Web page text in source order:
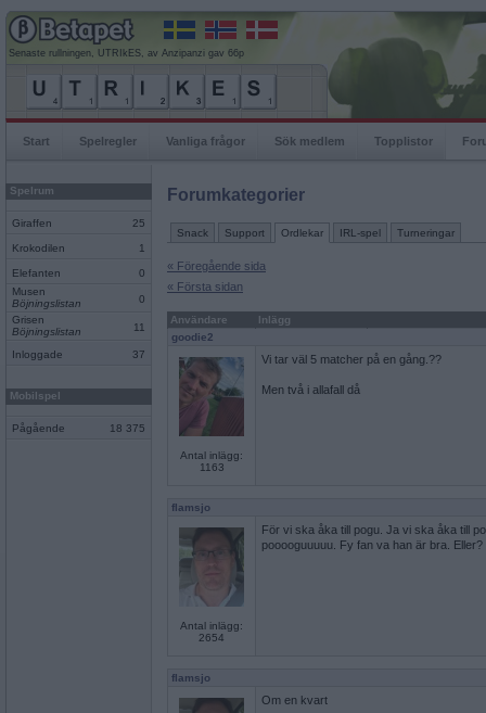
Senaste rullningen, UTRIkES, av Anzipanzi gav 66p
Start Spelregler Vanliga frågor Sök medlem Topplistor
Spelrum
Giraffen 25
Krokodilen 1
Elefanten
0
Musen
Böjningslistan
0
Grisen
Böjningslistan
11
Inloggade 37
Mobilspel
Pågående 18 375
Forumkategorier
Snack Support Ordlekar IRL-spel Turneringar
« Föregående sida
« Första sidan
Användare
Inlägg
goodie2
Antal inlägg:
1163
Vi tar väl 5 matcher på en gång.??
Men två i allafall då
flamsjo
Antal inlägg:
2654
För vi ska åka till pogu. Ja vi ska åka till
pooooguuuuu. Fy fan va han är bra. Eller?
flamsjo
Om en kvart